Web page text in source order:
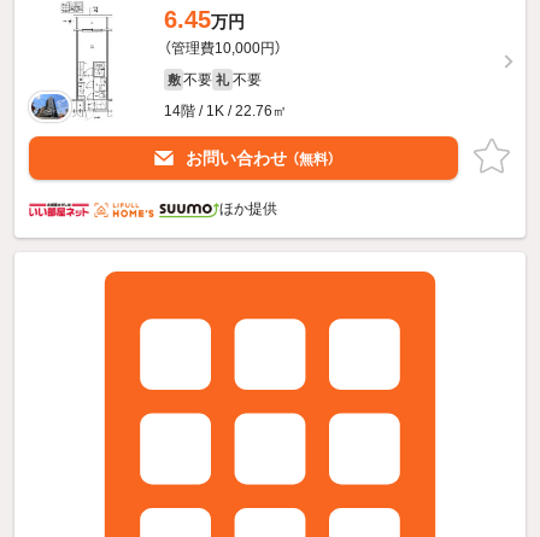
6.45万円
（管理費10,000円）
敷 不要 礼 不要
14階 / 1K / 22.76㎡
お問い合わせ （無料）
ほか提供